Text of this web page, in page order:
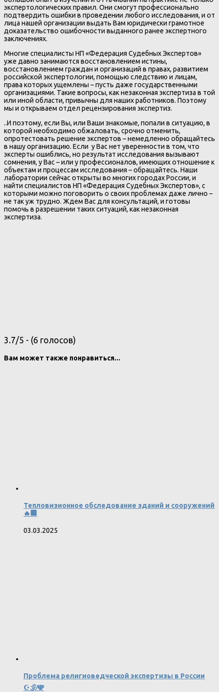
экспертологических правил. Они смогут профессионально
подтвердить ошибки в проведении любого исследования, и от
лица нашей организации выдать Вам юридически грамотное
доказательство ошибочности выданного ранее экспертного
заключениях.
Многие специалисты НП «Федерация Судебных Экспертов»
уже давно занимаются восстановлением истины,
восстановлением граждан и организаций в правах, развитием
российской экспертологии, помощью следствию и лицам,
права которых ущемлены – пусть даже государственными
организациями. Такие вопросы, как незаконная экспертиза в той
или иной области, привычны для наших работников. Поэтому
мы и открываем отдел рецензирования экспертиз.
..И поэтому, если Вы, или Ваши знакомые, попали в ситуацию, в
которой необходимо обжаловать, срочно отменить,
опротестовать решение экспертов – немедленно обращайтесь
в нашу организацию. Если у Вас нет уверенности в том, что
эксперты ошиблись, но результат исследования вызывают
сомнения, у Вас – или у профессионалов, имеющих отношение к
объектам и процессам исследования – обращайтесь. Наши
лаборатории сейчас открыты во многих городах России, и
найти специалистов НП «Федерация Судебных Экспертов», с
которыми можно поговорить о своих проблемах даже лично –
не так уж трудно. Ждем Вас для консультаций, и готовы
помочь в разрешении таких ситуаций, как незаконная
экспертиза.
3.7/5 - (6 голосов)
Вам может также понравиться...
Тепловизионное обследование зданий и сооружений
🔥🏢
03.03.2025
Проблема религиоведческой экспертизы в России
☪️🕉️🕎